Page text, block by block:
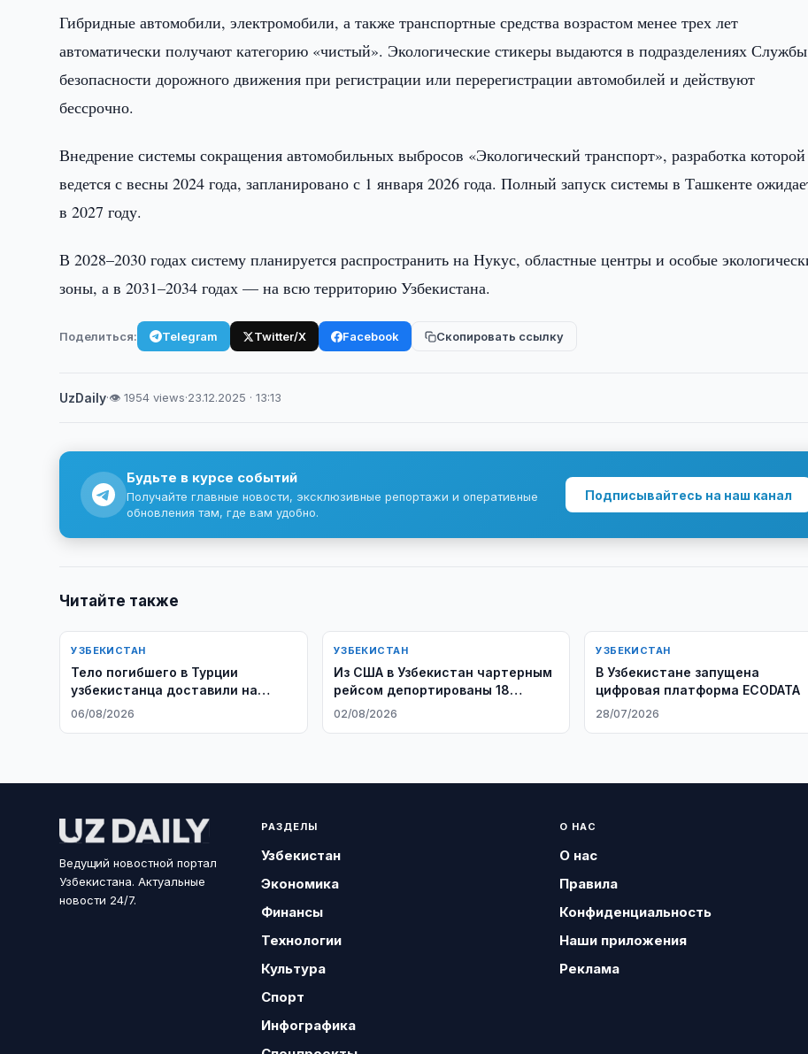
Гибридные автомобили, электромобили, а также транспортные средства возрастом менее трех лет
автоматически получают категорию «чистый». Экологические стикеры выдаются в подразделениях Службы
безопасности дорожного движения при регистрации или перерегистрации автомобилей и действуют
бессрочно.
Внедрение системы сокращения автомобильных выбросов «Экологический транспорт», разработка которой
ведется с весны 2024 года, запланировано с 1 января 2026 года. Полный запуск системы в Ташкенте
в 2027 году.
В 2028–2030 годах систему планируется распространить на Нукус, областные центры и особые
зоны, а в 2031–2034 годах — на всю территорию Узбекистана.
Поделиться: Telegram Twitter/X Facebook Скопировать ссылку
UzDaily·👁 1954 views·23.12.2025 · 13:13
Будьте в курсе событий
Получайте главные новости, эксклюзивные репортажи и оперативные
обновления там, где вам удобно.
Подписывайтесь на наш канал
Читайте также
УЗБЕКИСТАН
Тело погибшего в Турции
узбекистанца доставили на
родину
06/08/2026
УЗБЕКИСТАН
Из США в Узбекистан чартерным
рейсом депортированы 18
граждан
02/08/2026
УЗБЕКИСТАН
В Узбекистане запущена
цифровая платформа ECODATA
28/07/2026
Ведущий новостной портал
Узбекистана. Актуальные
новости 24/7.
РАЗДЕЛЫ
Узбекистан
Экономика
Финансы
Технологии
Культура
Спорт
Инфографика
О НАС
О нас
Правила
Конфиденциальность
Наши приложения
Реклама